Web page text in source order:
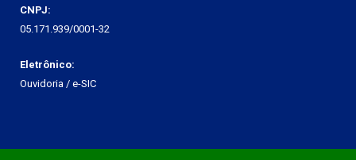
CNPJ:
05.171.939/0001-32
Eletrônico:
Ouvidoria / e-SIC